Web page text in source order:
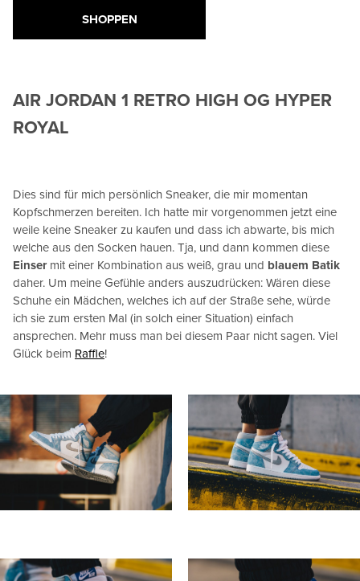
SHOPPEN
AIR JORDAN 1 RETRO HIGH OG HYPER
ROYAL
Dies sind für mich persönlich Sneaker, die mir momentan
Kopfschmerzen bereiten. Ich hatte mir vorgenommen jetzt eine
weile keine Sneaker zu kaufen und dass ich abwarte, bis mich
welche aus den Socken hauen. Tja, und dann kommen diese
Einser mit einer Kombination aus weiß, grau und blauem Batik
daher. Um meine Gefühle anders auszudrücken: Wären diese
Schuhe ein Mädchen, welches ich auf der Straße sehe, würde
ich sie zum ersten Mal (in solch einer Situation) einfach
ansprechen. Mehr muss man bei diesem Paar nicht sagen. Viel
Glück beim Raffle!